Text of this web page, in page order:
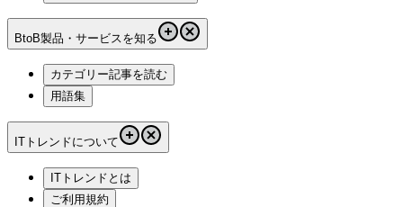
BtoB製品・サービスを知る
カテゴリー記事を読む
用語集
ITトレンドについて
ITトレンドとは
ご利用規約